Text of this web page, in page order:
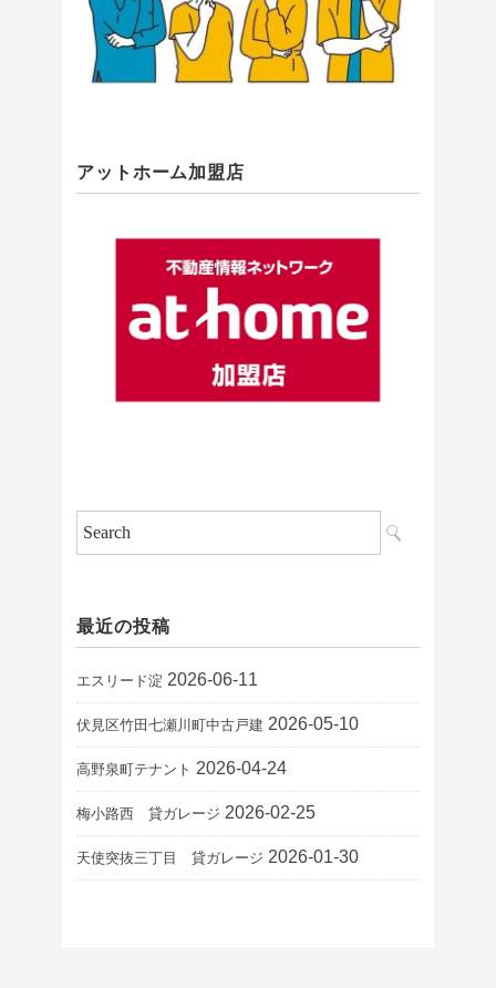
アットホーム加盟店
最近の投稿
エスリード淀 2026-06-11
伏見区竹田七瀬川町中古戸建 2026-05-10
高野泉町テナント 2026-04-24
梅小路西 貸ガレージ 2026-02-25
天使突抜三丁目 貸ガレージ 2026-01-30